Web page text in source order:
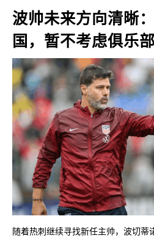
波帅未来方向清晰
国，暂不考虑俱乐
随着热刺继续寻找新任主帅，波切蒂